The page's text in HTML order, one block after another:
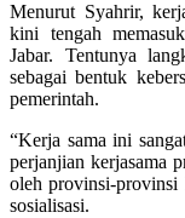
Menurut Syahrir,
kini tengah
Jabar. Tentunya
sebagai bentuk
pemerintah.
“Kerja sama ini
perjanjian kerjasama
oleh provinsi-provinsi
sosialisasi.